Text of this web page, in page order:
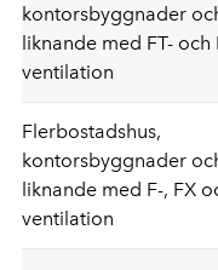
kontorsbyggnader
liknande med FT- och
ventilation
Flerbostadshus,
kontorsbyggnader
liknande med F-, FX
ventilation